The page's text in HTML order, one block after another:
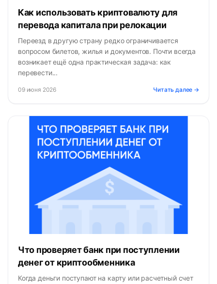
Как использовать криптовалюту для
перевода капитала при релокации
Переезд в другую страну редко ограничивается
вопросом билетов, жилья и документов. Почти всегда
возникает ещё одна практическая задача: как
перевести...
09 июня 2026 Читать далее →
Что проверяет банк при поступлении
денег от криптообменника
Когда деньги поступают на карту или расчетный счет